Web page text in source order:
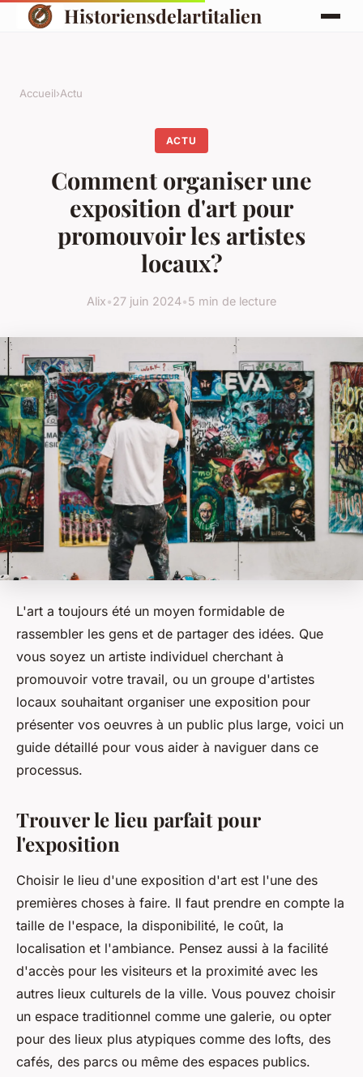
Historiensdelartitalien
Accueil›Actu
ACTU
Comment organiser une
exposition d'art pour
promouvoir les artistes
locaux?
Alix•27 juin 2024•5 min de lecture
L'art a toujours été un moyen formidable de
rassembler les gens et de partager des idées. Que
vous soyez un artiste individuel cherchant à
promouvoir votre travail, ou un groupe d'artistes
locaux souhaitant organiser une exposition pour
présenter vos oeuvres à un public plus large, voici un
guide détaillé pour vous aider à naviguer dans ce
processus.
Trouver le lieu parfait pour
l'exposition
Choisir le lieu d'une exposition d'art est l'une des
premières choses à faire. Il faut prendre en compte la
taille de l'espace, la disponibilité, le coût, la
localisation et l'ambiance. Pensez aussi à la facilité
d'accès pour les visiteurs et la proximité avec les
autres lieux culturels de la ville. Vous pouvez choisir
un espace traditionnel comme une galerie, ou opter
pour des lieux plus atypiques comme des lofts, des
cafés, des parcs ou même des espaces publics.